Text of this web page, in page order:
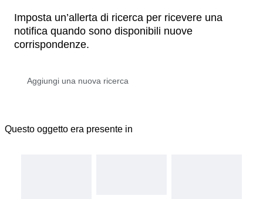
Imposta un’allerta di ricerca per ricevere una
notifica quando sono disponibili nuove
corrispondenze.
Questo oggetto era presente in